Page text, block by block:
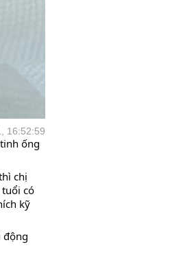
16:52:59
ống
chị
có
kỹ
động